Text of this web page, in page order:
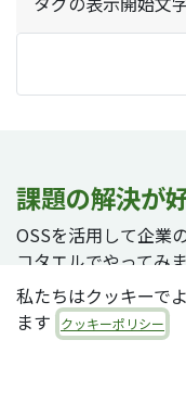
課題の解決が
OSSを活用して企業
コタエルでやってみ
私たちはクッキーで
ます
クッキーポリシー